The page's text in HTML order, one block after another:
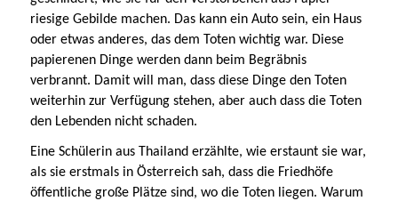
riesige Gebilde machen. Das kann ein Auto sein, ein Haus
oder etwas anderes, das dem Toten wichtig war. Diese
papierenen Dinge werden dann beim Begräbnis
verbrannt. Damit will man, dass diese Dinge den Toten
weiterhin zur Verfügung stehen, aber auch dass die Toten
den Lebenden nicht schaden.
Eine Schülerin aus Thailand erzählte, wie erstaunt sie war,
als sie erstmals in Österreich sah, dass die Friedhöfe
öffentliche große Plätze sind, wo die Toten liegen. Warum